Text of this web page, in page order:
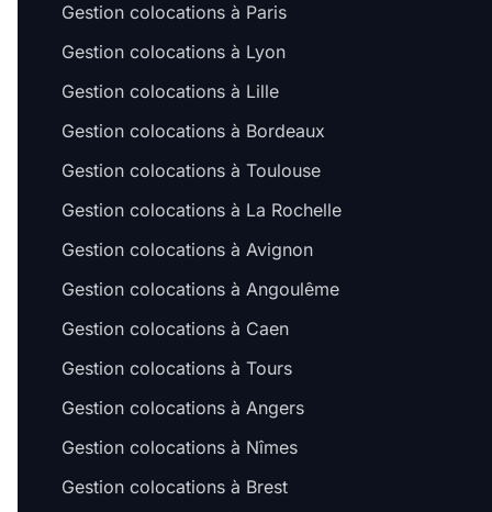
Gestion colocations à Paris
Gestion colocations à Lyon
Gestion colocations à Lille
Gestion colocations à Bordeaux
Gestion colocations à Toulouse
Gestion colocations à La Rochelle
Gestion colocations à Avignon
Gestion colocations à Angoulême
Gestion colocations à Caen
Gestion colocations à Tours
Gestion colocations à Angers
Gestion colocations à Nîmes
Gestion colocations à Brest